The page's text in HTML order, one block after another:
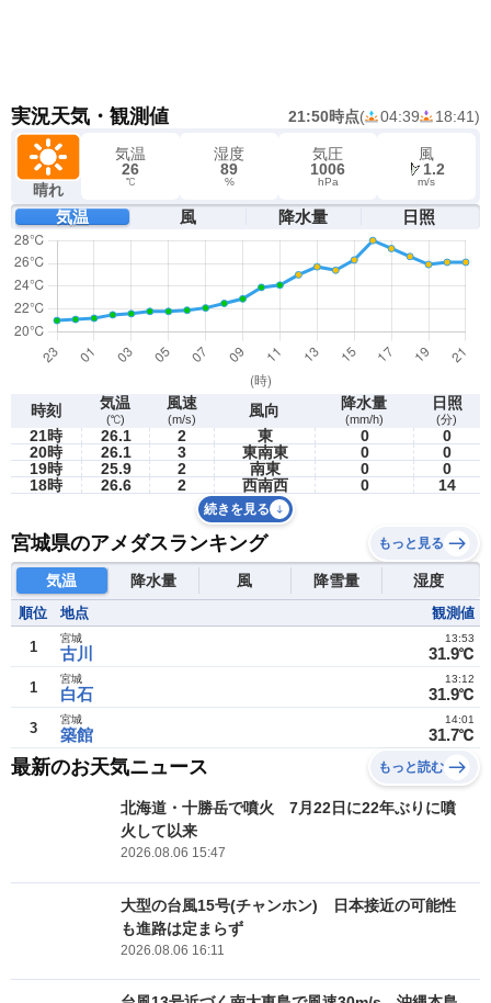
実況天気・観測値 21:50時点( 04:39 18:41)
晴れ
気温
26
℃
湿度
89
%
気圧
1006
hPa
風
1.2
m/s
気温 風 降水量 日照
時刻 気温
(℃)
風速
(m/s) 風向 降水量
(mm/h)
日照
(分)
21時 26.1 2 東 0
0
20時
26.1 3 東南東 0
0
19時
25.9 2 南東 0
0
18時
26.6 2 西南西 0 14
続きを見る
宮城県のアメダスランキング もっと見る
気温 降水量 風 降雪量 湿度
順位 地点 観測値
1 古川
宮城
31.9℃
13:53
1 白石
宮城
31.9℃
13:12
3 築館
宮城
31.7℃
14:01
最新のお天気ニュース もっと読む
北海道・十勝岳で噴火 7月22日に22年ぶりに噴
火して以来
2026.08.06 15:47
大型の台風15号(チャンホン) 日本接近の可能性
も進路は定まらず
2026.08.06 16:11